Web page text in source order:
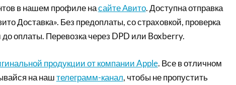
в нашем профиле насайте Авито. Доступна отправка
Доставка». Без предоплаты, со страховкой, проверка
оплаты. Перевозка через DPD или Boxberry.
продукции от компании Apple. Все в отличном
на наштелеграмм-канал, чтобы не пропустить